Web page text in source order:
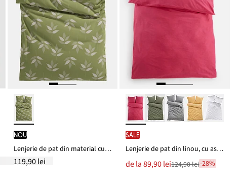
nou
Lenjerie de pat din material cu bumbac
119,90 lei
SALE
Lenjerie de pat din linou, cu aspect de in
de laNoul
preț
89,90 lei
Reducere 124,90 lei-28%